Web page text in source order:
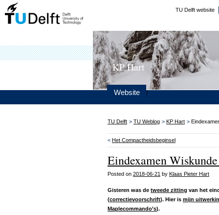
TU Delft website
KP Hart
Website
TU Delft > TU Weblog > KP Hart >
< Het Compactheidsbeginsel
Eindexamen
Posted on 2018-06-21 by Klaas Pieter Hart
Gisteren was de tweede zitting van het
(correctievoorschrift). Hier is mijn
Maplecommando’s).